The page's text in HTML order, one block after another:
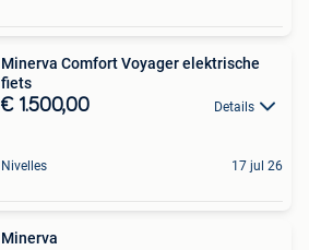
Minerva Comfort Voyager elektrische
fiets
€ 1.500,00 Details
Nivelles 17 jul 26
Minerva